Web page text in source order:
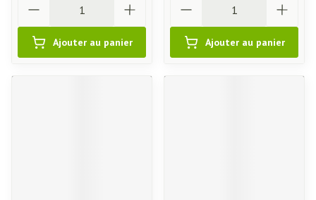
Ajouter au panier Ajouter au panier